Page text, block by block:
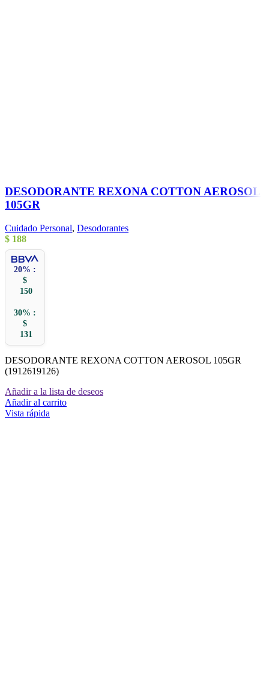
DESODORANTE REXONA COTTON AEROSOL
105GR
Cuidado Personal, Desodorantes
$ 188
20% :
$
150
30% :
$
131
DESODORANTE REXONA COTTON AEROSOL 105GR
(1912619126)
Añadir a la lista de deseos
Añadir al carrito
Vista rápida